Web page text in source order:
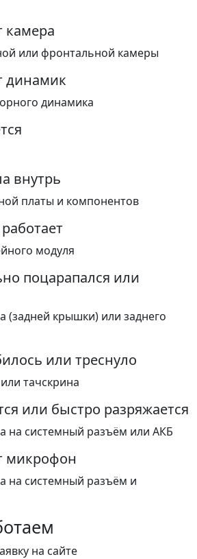
камера
или фронтальной камеры
динамик
динамика
внутрь
платы и компонентов
модуля
поцарапался или
(задней крышки) или заднего
или треснуло
тачскрина
или быстро разряжается
на системный разъём или АКБ
микрофон
на системный разъём и
на сайте